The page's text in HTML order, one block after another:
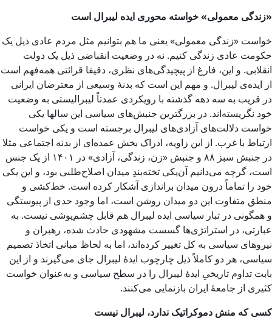
«زندگی معمولی» خواسته محوری ایده لیبرال است
خواست «زندگی معمولی» یعنی ما هم بتوانیم مثل مردم عادی ذیل یک
حکومت عادی زندگی کنیم. نه در وضعیت انقباضی ذیل یک دولت
انقلابی. و این، فارغ از پیچیدگی‌های نظری، دقیقا قرائتی همه‌فهم است
از ایده‌ی لیبرال. و مهم این است که بدنۀ وسیعی از معترضان ایرانی
در قریب به سه دهه گذشته با رویکردی عمدتاً لیبرالیستی به وضعیت
خود نگریسته‌اند. در بزرگترین جنبش‌های سیاسی این سالها یکی
خواست دلالت‌های آزادی‌های لیبرال برجسته است و یکی خواست
ارتباط با غرب. از این زاویه، ادراک بخش عمده‌ای از بدنه اجتماعی مثلا
در جنبش سبز ۸۸ و جنبش «زن، زندگی، آزادی» در ۱۴۰۱ از یک جنس
است، گرچه می‌دانیم آن‌یکی تخته‌بندِ میدان اصلاح‌طلبی بود، و این‌ یکی
خود را تماماً درون میدان براندازی آشکار کرده است. خط‌کشی و
منطق متفاوت این دو میدان‌ روشن است، اما وجود حدی از پیوستگی
و همگونی در تبار سیاسی ایده‌ لیبرال هم قابل چشم‌پوشی نیست. به
عبارتی، در استراتژی‌ها گسست مشهودی حادث شده، رهبران و
نیروهای سیاسی به کل تغییر کرده‌اند، اما به لحاظ مبانی اتخاذ تصمیم
سیاسی، هر دو کاملاً ذیل چارچوب ایدۀ لیبرال جای می‌گیرند و از این
بابت تداوم تاریخیِ ایدۀ لیبرال را در سطح سیاسی و به‌عنوان خواست
کثیری از جامعۀ ایران بازنمایی می‌کنند.
کسی که منش دموکراتیک ندارد، لیبرال نیست